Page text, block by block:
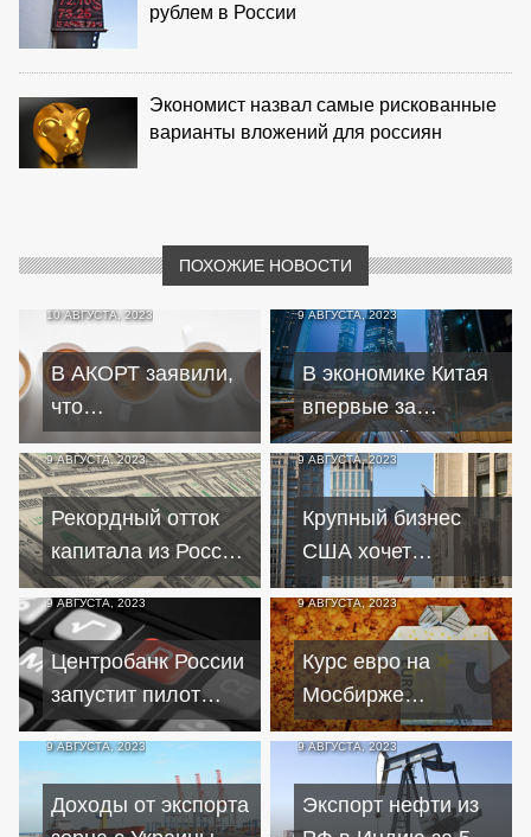
рублем в России
Экономист назвал самые рискованные
варианты вложений для россиян
ПОХОЖИЕ НОВОСТИ
10 АВГУСТА, 2023
В АКОРТ заявили,
что
преждевременно
говорить о
повышении цен на
чай и кофе
9 АВГУСТА, 2023
В экономике Китая
впервые за
последний год
зафиксирована
дефляция
9 АВГУСТА, 2023
Рекордный отток
капитала из России
в 2022 году
составил 243 млрд
долларов
9 АВГУСТА, 2023
Крупный бизнес
США хочет
вернуться на
российский рынок –
генконсул Захаров
9 АВГУСТА, 2023
Центробанк России
запустит пилот
цифрового рубля
15 августа
9 АВГУСТА, 2023
Курс евро на
Мосбирже
превысил ₽107
впервые с марта
2022 года
9 АВГУСТА, 2023
Доходы от экспорта
9 АВГУСТА, 2023
Экспорт нефти из